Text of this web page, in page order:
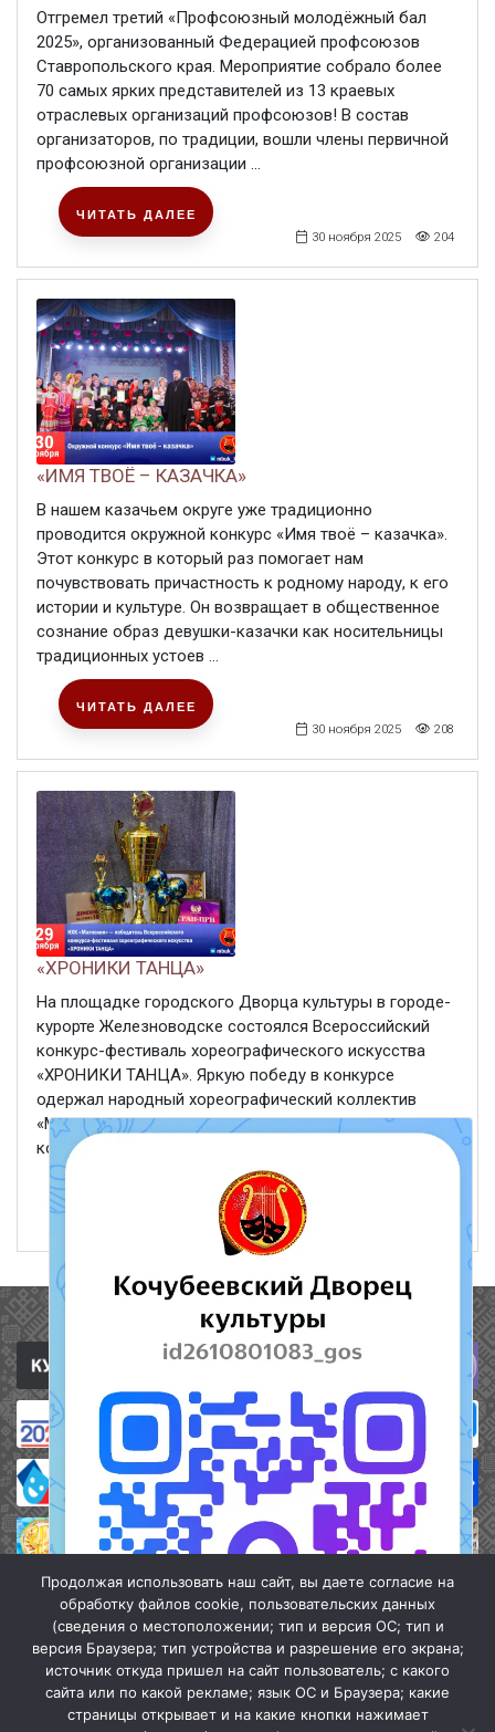
Отгремел третий «Профсоюзный молодёжный бал
2025», организованный Федерацией профсоюзов
Ставропольского края. Мероприятие собрало более
70 самых ярких представителей из 13 краевых
отраслевых организаций профсоюзов! В состав
организаторов, по традиции, вошли члены первичной
профсоюзной организации ...
30 ноября 2025 204
ЧИТАТЬ ДАЛЕЕ
«ИМЯ ТВОЁ – КАЗАЧКА»
В нашем казачьем округе уже традиционно
проводится окружной конкурс «Имя твоё – казачка».
Этот конкурс в который раз помогает нам
почувствовать причастность к родному народу, к его
истории и культуре. Он возвращает в общественное
сознание образ девушки-казачки как носительницы
традиционных устоев ...
30 ноября 2025 208
ЧИТАТЬ ДАЛЕЕ
«ХРОНИКИ ТАНЦА»
На площадке городского Дворца культуры в городе-
курорте Железноводске состоялся Всероссийский
конкурс-фестиваль хореографического искусства
«ХРОНИКИ ТАНЦА». Яркую победу в конкурсе
одержал народный хореографический коллектив
«Магнолия», получив Гран-при конкурса! Кроме того, в
копилке «Магнолии»: ...
Полезные ссылки
Продолжая использовать наш сайт, вы даете согласие на
обработку файлов cookie, пользовательских данных
(сведения о местоположении; тип и версия ОС; тип и
версия Браузера; тип устройства и разрешение его экрана;
источник откуда пришел на сайт пользователь; с какого
сайта или по какой рекламе; язык ОС и Браузера; какие
страницы открывает и на какие кнопки нажимает